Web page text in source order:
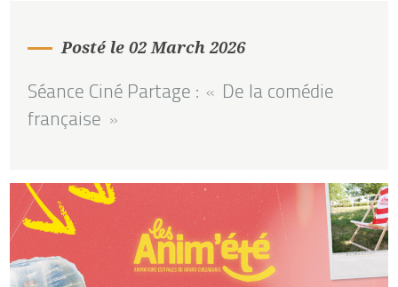
Posté le 02 March 2026
Séance Ciné Partage : « De la comédie
française »